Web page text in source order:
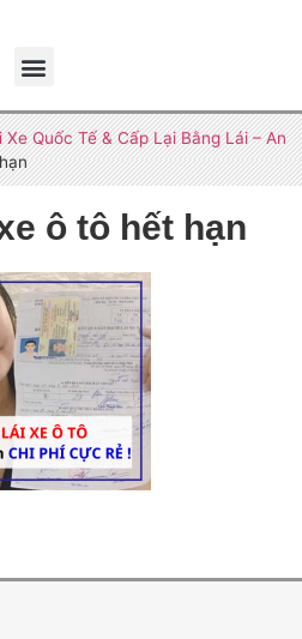
Quốc Tế & Cấp Lại Bằng Lái – An
ô tô hết hạn